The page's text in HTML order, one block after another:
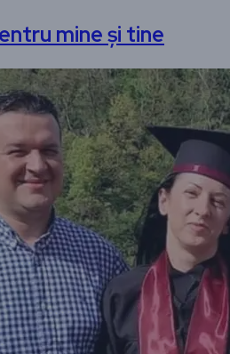
mine și tine